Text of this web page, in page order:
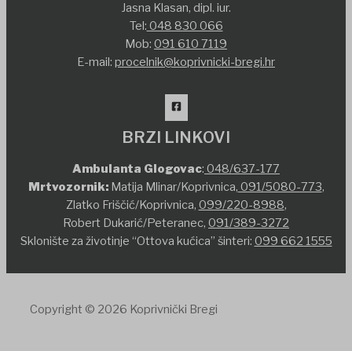
Jasna Klasan, dipl. iur.
Tel: 048 830 066
Mob: 091 610 7119
E-mail: procelnik@koprivnicki-bregi.hr
BRZI LINKOVI
Ambulanta Glogovac: 048/637-177
Mrtvozornik:Matija Mlinar/Koprivnica, 091/5080-773,
Zlatko Friščić/Koprivnica, 099/220-8988,
Robert Dukarić/Peteranec, 091/389-3272
Sklonište za životinje “Ottova kućica” šinteri: 099 662 1555
Copyright © 2026 Koprivnički Bregi